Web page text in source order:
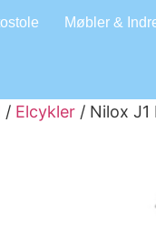
Møbler &
/ Elcykler / Nilox J1